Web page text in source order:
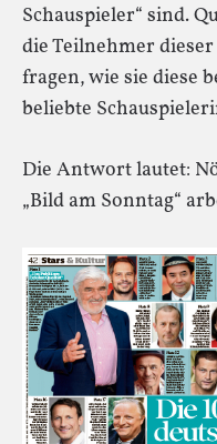
Schauspieler“ sind.
die Teilnehmer
fragen, wie sie diese
beliebte
Die Antwort lautet:
„Bild am Sonntag“